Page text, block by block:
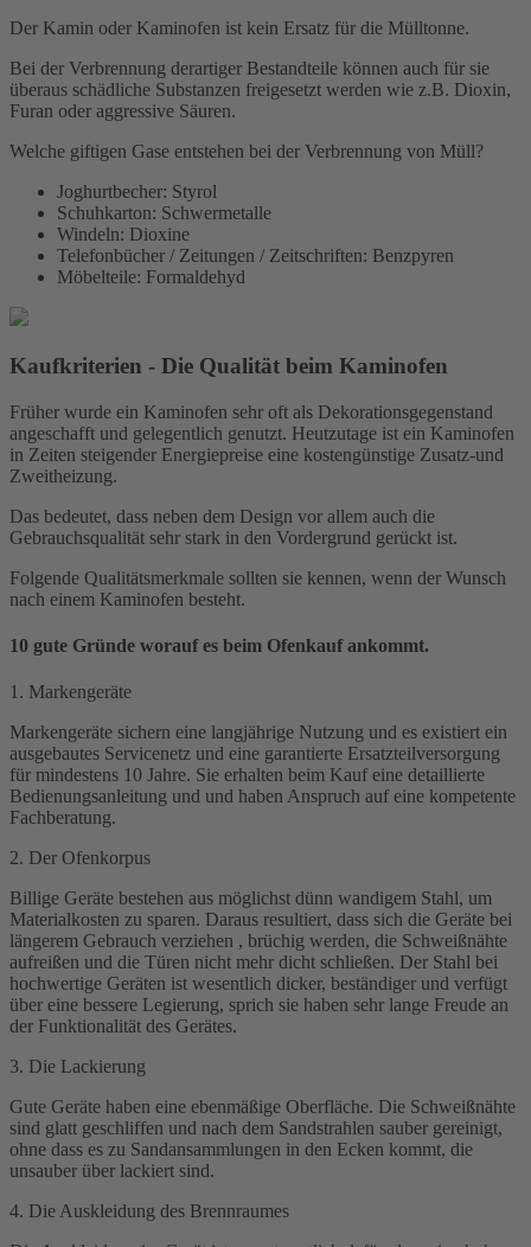
Der Kamin oder Kaminofen ist kein Ersatz für die Mülltonne.
Bei der Verbrennung derartiger Bestandteile können auch für sie
überaus schädliche Substanzen freigesetzt werden wie z.B. Dioxin,
Furan oder aggressive Säuren.
Welche giftigen Gase entstehen bei der Verbrennung von Müll?
Joghurtbecher: Styrol
Schuhkarton: Schwermetalle
Windeln: Dioxine
Telefonbücher / Zeitungen / Zeitschriften: Benzpyren
Möbelteile: Formaldehyd
Kaufkriterien - Die Qualität beim Kaminofen
Früher wurde ein Kaminofen sehr oft als Dekorationsgegenstand
angeschafft und gelegentlich genutzt. Heutzutage ist ein Kaminofen
in Zeiten steigender Energiepreise eine kostengünstige Zusatz-und
Zweitheizung.
Das bedeutet, dass neben dem Design vor allem auch die
Gebrauchsqualität sehr stark in den Vordergrund gerückt ist.
Folgende Qualitätsmerkmale sollten sie kennen, wenn der Wunsch
nach einem Kaminofen besteht.
10 gute Gründe worauf es beim Ofenkauf ankommt.
1. Markengeräte
Markengeräte sichern eine langjährige Nutzung und es existiert ein
ausgebautes Servicenetz und eine garantierte Ersatzteilversorgung
für mindestens 10 Jahre. Sie erhalten beim Kauf eine detaillierte
Bedienungsanleitung und und haben Anspruch auf eine kompetente
Fachberatung.
2. Der Ofenkorpus
Billige Geräte bestehen aus möglichst dünn wandigem Stahl, um
Materialkosten zu sparen. Daraus resultiert, dass sich die Geräte bei
längerem Gebrauch verziehen , brüchig werden, die Schweißnähte
aufreißen und die Türen nicht mehr dicht schließen. Der Stahl bei
hochwertige Geräten ist wesentlich dicker, beständiger und verfügt
über eine bessere Legierung, sprich sie haben sehr lange Freude an
der Funktionalität des Gerätes.
3. Die Lackierung
Gute Geräte haben eine ebenmäßige Oberfläche. Die Schweißnähte
sind glatt geschliffen und nach dem Sandstrahlen sauber gereinigt,
ohne dass es zu Sandansammlungen in den Ecken kommt, die
unsauber über lackiert sind.
4. Die Auskleidung des Brennraumes